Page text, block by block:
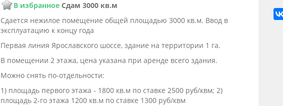
В избранноеСдам 3000 кв.м
Сдается нежилое помещение общей площадью 3000 кв.м. Ввод в
эксплуатацию к концу года
Первая линия Ярославского шоссе, здание на территории 1 га.
В помещении 2 этажа, цена указана при аренде всего здания.
Можно снять по-отдельности:
1) площадь первого этажа - 1800 кв.м по ставке 2500 руб/квм; 2)
площадь 2-го этажа 1200 кв.м по ставке 1300 руб/квм